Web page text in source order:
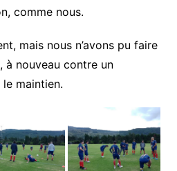
comme nous.
mais nous n’avons pu faire
à nouveau contre un
maintien.